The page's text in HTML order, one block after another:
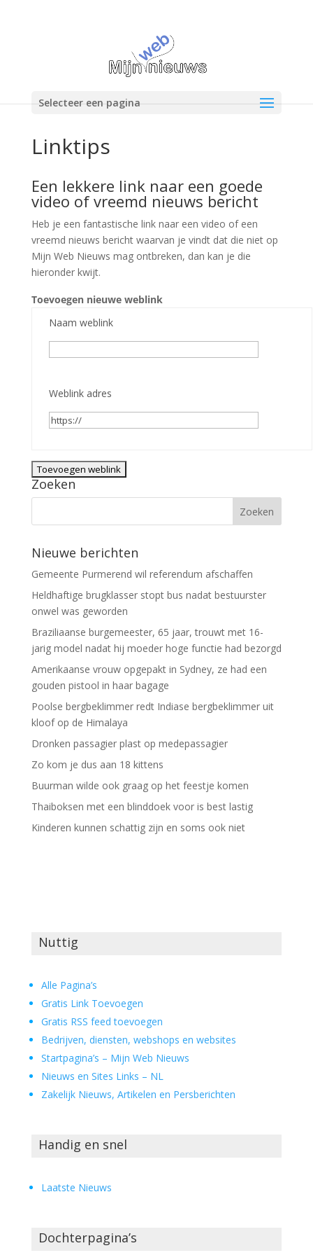
Selecteer een pagina
Linktips
Een lekkere link naar een goede
video of vreemd nieuws bericht
Heb je een fantastische link naar een video of een
vreemd nieuws bericht waarvan je vindt dat die niet op
Mijn Web Nieuws mag ontbreken, dan kan je die
hieronder kwijt.
Toevoegen nieuwe weblink
Naam weblink
Weblink adres
Zoeken
Nieuwe berichten
Gemeente Purmerend wil referendum afschaffen
Heldhaftige brugklasser stopt bus nadat bestuurster
onwel was geworden
Braziliaanse burgemeester, 65 jaar, trouwt met 16-
jarig model nadat hij moeder hoge functie had bezorgd
Amerikaanse vrouw opgepakt in Sydney, ze had een
gouden pistool in haar bagage
Poolse bergbeklimmer redt Indiase bergbeklimmer uit
kloof op de Himalaya
Dronken passagier plast op medepassagier
Zo kom je dus aan 18 kittens
Buurman wilde ook graag op het feestje komen
Thaiboksen met een blinddoek voor is best lastig
Kinderen kunnen schattig zijn en soms ook niet
Nuttig
Alle Pagina’s
Gratis Link Toevoegen
Gratis RSS feed toevoegen
Bedrijven, diensten, webshops en websites
Startpagina’s – Mijn Web Nieuws
Nieuws en Sites Links – NL
Zakelijk Nieuws, Artikelen en Persberichten
Handig en snel
Laatste Nieuws
Dochterpagina’s